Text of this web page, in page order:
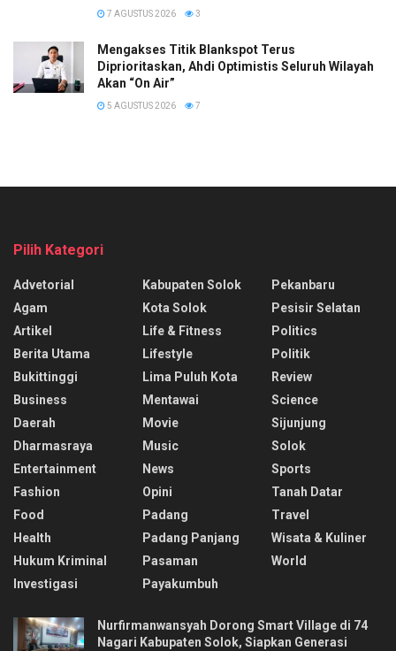
7 AGUSTUS 2026 3
Mengakses Titik Blankspot Terus
Diprioritaskan, Ahdi Optimistis Seluruh Wilayah
Akan “On Air”
5 AGUSTUS 2026 7
Pilih Kategori
Advetorial
Agam
Artikel
Berita Utama
Bukittinggi
Business
Daerah
Dharmasraya
Entertainment
Fashion
Food
Health
Hukum Kriminal
Investigasi
Kabupaten Solok
Kota Solok
Life & Fitness
Lifestyle
Lima Puluh Kota
Mentawai
Movie
Music
News
Opini
Padang
Padang Panjang
Pasaman
Payakumbuh
Pekanbaru
Pesisir Selatan
Politics
Politik
Review
Science
Sijunjung
Solok
Sports
Tanah Datar
Travel
Wisata & Kuliner
World
Nurfirmanwansyah Dorong Smart Village di 74
Nagari Kabupaten Solok, Siapkan Generasi